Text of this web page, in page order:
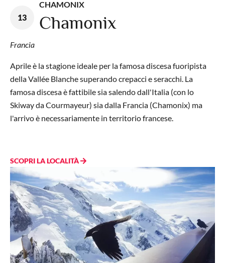
13
CHAMONIX
Chamonix
Francia
Aprile è la stagione ideale per la famosa discesa fuoripista
della Vallée Blanche superando crepacci e seracchi. La
famosa discesa è fattibile sia salendo dall'Italia (con lo
Skiway da Courmayeur) sia dalla Francia (Chamonix) ma
l'arrivo è necessariamente in territorio francese.
SCOPRI LA LOCALITÀ